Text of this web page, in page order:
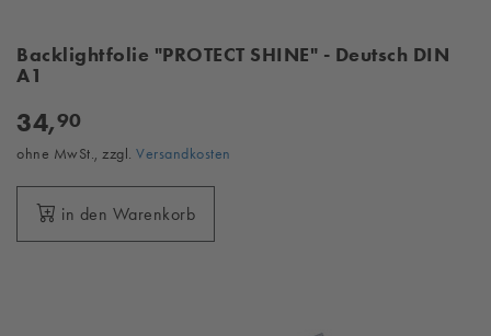
Backlightfolie "PROTECT SHINE" - Deutsch DIN
A1
34,90
ohne MwSt., zzgl. Versandkosten
in den Warenkorb